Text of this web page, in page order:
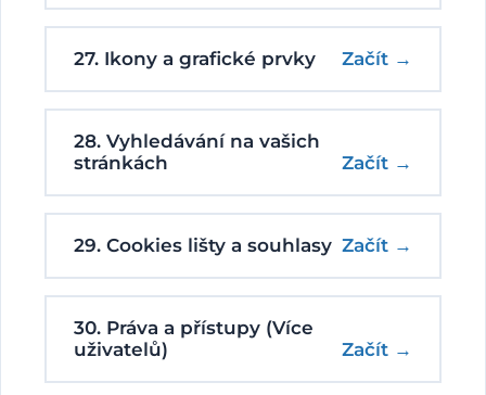
27. Ikony a grafické prvky Začít →
28. Vyhledávání na vašich
stránkách
Začít →
29. Cookies lišty a souhlasy Začít →
30. Práva a přístupy (Více
uživatelů)
Začít →